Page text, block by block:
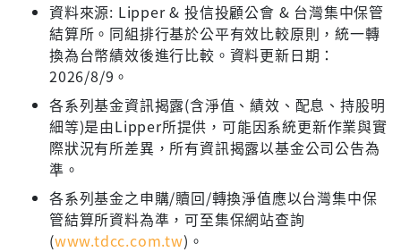
資料來源: Lipper & 投信投顧公會 & 台灣集中保管
結算所。同組排行基於公平有效比較原則，統一轉
換為台幣績效後進行比較。資料更新日期：
2026/8/9。
各系列基金資訊揭露(含淨值、績效、配息、持股明
細等)是由Lipper所提供，可能因系統更新作業與實
際狀況有所差異，所有資訊揭露以基金公司公告為
準。
各系列基金之申購/贖回/轉換淨值應以台灣集中保
管結算所資料為準，可至集保網站查詢
(www.tdcc.com.tw)。